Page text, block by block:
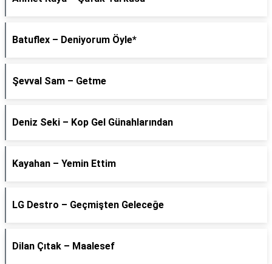
Batuflex – Deniyorum Öyle*
Şevval Sam – Getme
Deniz Seki – Kop Gel Günahlarından
Kayahan – Yemin Ettim
LG Destro – Geçmişten Geleceğe
Dilan Çıtak – Maalesef